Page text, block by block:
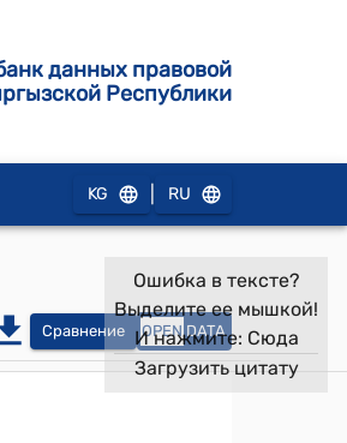
данных правовой
Республики
KG RU
Сравнение OPEN DATA
Ошибка в тексте?
Выделите ее мышкой!
И нажмите: Сюда
Загрузить цитату